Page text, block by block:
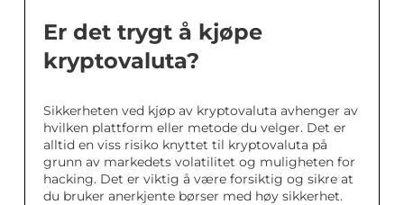
Er det trygt å kjøpe
kryptovaluta?
Sikkerheten ved kjøp av kryptovaluta avhenger av
hvilken plattform eller metode du velger. Det er
alltid en viss risiko knyttet til kryptovaluta på
grunn av markedets volatilitet og muligheten for
hacking. Det er viktig å være forsiktig og sikre at
du bruker anerkjente børser med høy sikkerhet.